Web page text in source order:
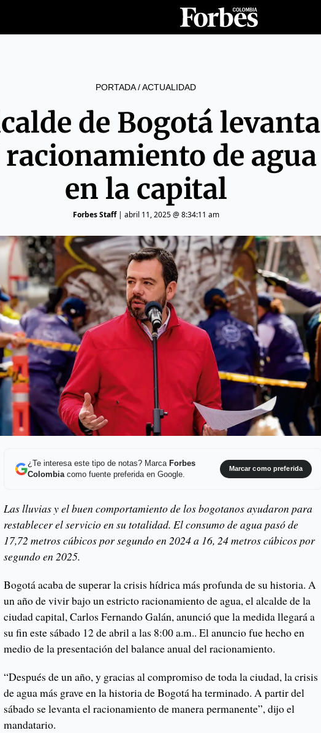
PORTADA/ACTUALIDAD
de Bogotá levanta
racionamiento de agua
en la capital
Forbes Staff| abril 11, 2025 @ 8:34:11 am
¿Te interesa este tipo de notas? Marca Forbes
Colombiacomo fuente preferida en Google.
Marcar como preferida
Las lluvias y el buen comportamiento de los bogotanos ayudaron para
restablecer el servicio en su totalidad. El consumo de agua pasó de
17,72 metros cúbicos por segundo en 2024 a 16, 24 metros cúbicos por
segundo en 2025.
Bogotá acaba de superar la crisis hídrica más profunda de su historia. A
un año de vivir bajo un estricto racionamiento de agua, el alcalde de la
ciudad capital, Carlos Fernando Galán, anunció que la medida llegará a
su fin este sábado 12 de abril a las 8:00 a.m.. El anuncio fue hecho en
medio de la presentación del balance anual del racionamiento.
“Después de un año, y gracias al compromiso de toda la ciudad, la crisis
de agua más grave en la historia de Bogotá ha terminado. A partir del
sábado se levanta el racionamiento de manera permanente”, dijo el
mandatario.